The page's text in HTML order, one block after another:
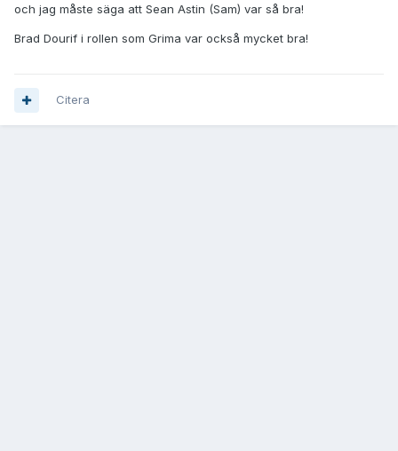
och jag måste säga att Sean Astin (Sam) var så bra!
Brad Dourif i rollen som Grima var också mycket bra!
Citera